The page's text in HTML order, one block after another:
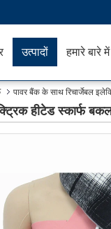
उत्पादों हमारे बारे में
पावर बैंक के साथ रिचार्जेबल
हीटेड स्कार्फ